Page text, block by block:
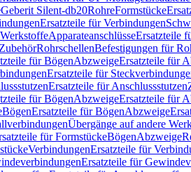
Geberit Silent-db20RohreFormstücke
Ersatzteile für Verbindungen
ApparateanschlüsseErsatzteile
ZubehörRohrschellenBefestigungen für
für BögenAbzweigeErsatzteile für
Ersatzteile für
Ersatzteile für Anschlussstutzen
für BögenAbzweigeErsatzteile für
BögenErsatzteile für BögenAbzweige
Übergänge auf andere
für FormstückeBögenAbzweige
VerbindungenErsatzteile für
Ersatzteile für